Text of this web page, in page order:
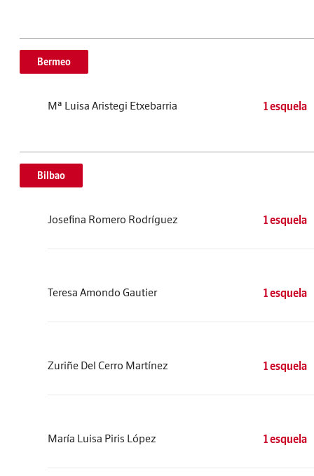
Bermeo
Mª Luisa Aristegi Etxebarria 1 esquela
Bilbao
Josefina Romero Rodríguez 1 esquela
Teresa Amondo Gautier 1 esquela
Zuriñe Del Cerro Martínez 1 esquela
María Luisa Piris López 1 esquela